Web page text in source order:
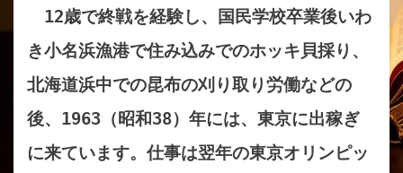
12歳で終戦を経験し、国民学校卒業後いわ
き小名浜漁港で住み込みでのホッキ貝採り、
北海道浜中での昆布の刈り取り労働などの
後、1963（昭和38）年には、東京に出稼ぎ
に来ています。仕事は翌年の東京オリンピッ